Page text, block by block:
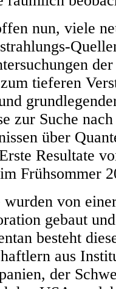
nun, viele
tieferen
zur Suche
über
Resultate
Frühsommer
wurden von
gebaut
besteht
aus
der